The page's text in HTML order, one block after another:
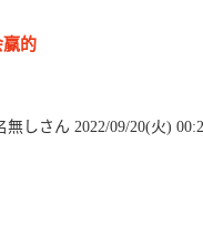
赢的
しさん 2022/09/20(火)